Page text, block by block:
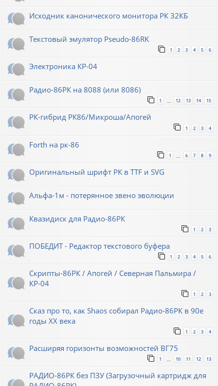
Исходник канонического монитора РК 32КБ
Текстовый эмулятор Pseudo-86RK
1 2 3 4 5 6
Электроника КР-04
Радио-86РК на 8088 (или 8086)
1 … 12 13 14 15
РК-гибрид РК86/Микроша/Апогей
1 2 3 4
Forth на рк-86
1 6 7 8 9
Оригинальный шрифт РК в TTF и SVG
Альфа-1м - потерянное звено эволюции
Квазидиск для Радио-86РК
1 2 3
ПОБЕДИТ - Редактор текстового буфера
1 2 3 4 5 6
Скрипты-86РК / Апогей / Северная Пальмира /
КР-04
1 2 3
Сказ про то, как Shaos собирал Радио-86РК в 90е
годы XX века
1 2 3 4
Расширяя горизонты возможностей ВГ75
1 … 10 11 12 13
РАДИО-86РК без ПЗУ (Загрузочный картридж для